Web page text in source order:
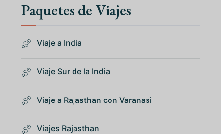
Paquetes de Viajes
Viaje a India
Viaje Sur de la India
Viaje a Rajasthan con Varanasi
Viajes Rajasthan